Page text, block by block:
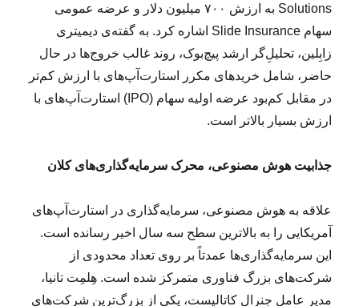
Solutions به ارزش ۷۰۰ میلیون دلار و عرضه عمومی
سهام Slide Insurance اشاره کرد. به گفته‌ی دیمیتری
زابِلین، تحلیلِ‌گر ارشد پیچ‌بوک، روند غالب خروج‌ها در حال
حاضر، شامل خرید‌های مکرر استارت‌آپ‌های با ارزش کم‌تر
در مقابل کم‌بود عرضه اولیه سهام (IPO) استارت‌آپ‌های با
ارزش بسیار بالاتر است.
جذابیت هوش مصنوعی، محرک سرمایه‌گذاری‌های کلان
علاقه به هوش مصنوعی، سرمایه‌گذاری در استارت‌آپ‌های
آمریکایی را به بالاترین سطح سه سال اخیر رسانده است.
این سرمایه‌گذاری‌ها عمدتاً بر روی تعداد محدودی از
شرکت‌های بزرگ فناوری متمرکز شده است. هِلمِت تانیا،
مدیر عامل جنرال کاتالیست، یکی از بزرگ‌ترین شرکت‌های